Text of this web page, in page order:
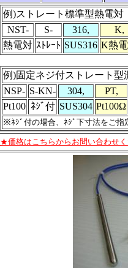
例)ストレート標準型熱電対
NST-
S- 316,
K,
熱電対 ｽﾄﾚｰﾄ SUS316 K熱
例)固定ネジ付ストレート型
NSP- S-KN- 304,
PT,
Pt100 ﾈｼﾞ付 SUS304 Pt100Ω
※ﾈｼﾞ付の場合、ﾈｼﾞ下寸法をご指
★価格はこちらからお問い合わせ